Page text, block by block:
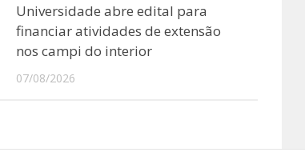
Universidade abre edital para
financiar atividades de extensão
nos campi do interior
07/08/2026